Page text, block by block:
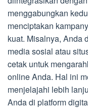
menggabungkan
menciptakan
kuat. Misalnya, Anda
media sosial atau
cetak untuk
online Anda. Hal ini
menjelajahi lebih
Anda di platform